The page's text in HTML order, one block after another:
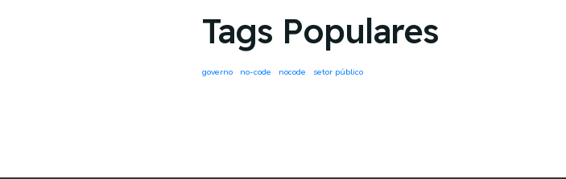
Tags Populares
governo no-code nocode setor público